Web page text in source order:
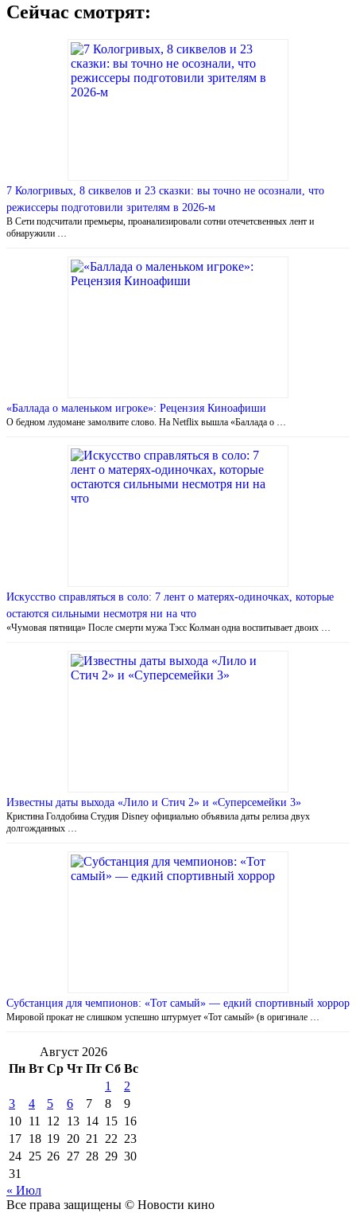
Сейчас смотрят:
7 Кологривых, 8 сиквелов и 23 сказки: вы точно не осознали, что
режиссеры подготовили зрителям в 2026-м
В Сети подсчитали премьеры, проанализировали сотни отечетсвенных лент и
обнаружили …
«Баллада о маленьком игроке»: Рецензия Киноафиши
О бедном лудомане замолвите слово. На Netflix вышла «Баллада о …
Искусство справляться в соло: 7 лент о матерях-одиночках, которые
остаются сильными несмотря ни на что
«Чумовая пятница» После смерти мужа Тэсс Колман одна воспитывает двоих …
Известны даты выхода «Лило и Стич 2» и «Суперсемейки 3»
Кристина Голдобина Студия Disney официально объявила даты релиза двух
долгожданных …
Субстанция для чемпионов: «Тот самый» — едкий спортивный хоррор
Мировой прокат не слишком успешно штурмует «Тот самый» (в оригинале …
Август 2026
Пн Вт Ср Чт Пт Сб Вс
1
2
3
4 5 6 7 8
9
10 11 12 13 14 15 16
17 18 19 20 21 22 23
24 25 26 27 28 29 30
31
« Июл
Все права защищены © Новости кино